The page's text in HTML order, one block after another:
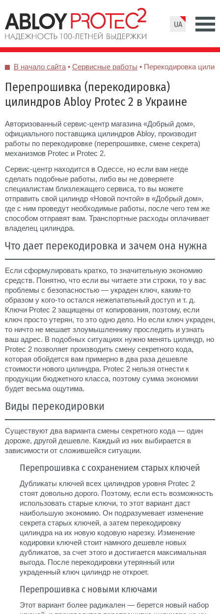
В начало сайта • Сервисные работы • Перекодировка
Перепрошивка (перекодировка)
цилиндров Abloy Protec 2 в Украине
Авторизованный сервис-центр магазина «Добрый дом»,
официального поставщика цилиндров Abloy, производит
работы по перекодировке (перепрошивке, смене секрета)
механизмов Protec и Protec 2.
Сервис-центр находится в Одессе, но если вам негде
сделать подобные работы, либо вы не доверяете
специалистам близлежащего сервиса, то вы можете
отправить свой цилиндр «Новой почтой» в «Добрый дом»,
где с ним проведут необходимые работы, после чего тем же
способом отправят вам. Транспортные расходы оплачивает
владелец цилиндра.
Что дает перекодировка и зачем она нужна
Если сформулировать кратко, то значительную экономию
средств. Понятно, что если вы читаете эти строки, то у вас
проблемы с безопасностью — украден ключ, каким-то
образом у кого-то остался нежелательный доступ и т. д.
Ключи Protec 2 защищены от копирования, поэтому, если
ключ просто утерян, то это одно дело. Но если ключ украден,
то ничто не мешает злоумышленнику проследить и узнать
ваш адрес. В подобных ситуациях нужно менять цилиндр, но
Protec 2 позволяет производить смену секретного кода,
которая обойдется вам примерно в два раза дешевле
стоимости нового цилиндра. Protec 2 нельзя отнести к
продукции бюджетного класса, поэтому сумма экономии
будет весьма ощутима.
Виды перекодировки
Существуют два варианта смены секретного кода — один
дороже, другой дешевле. Каждый из них выбирается в
зависимости от сложившейся ситуации.
Перепрошивка с сохранением старых ключей
Дубликаты ключей всех цилиндров уровня Protec 2
стоят довольно дорого. Поэтому, если есть возможность
использовать старые ключи, то этот вариант даст
наибольшую экономию. Он подразумевает изменение
секрета старых ключей, а затем перекодировку
цилиндра на их новую кодовую нарезку. Изменение
кодировки ключей стоит намного дешевле новых
дубликатов, за счет этого и достигается максимальная
выгода. После перекодировки утерянный или
украденный ключ цилиндр не откроет.
Перепрошивка с новыми ключами
Этот вариант более радикален — берется новый набор
UA